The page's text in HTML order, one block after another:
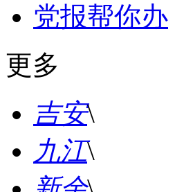
党报帮你办
更多
吉安\
九江\